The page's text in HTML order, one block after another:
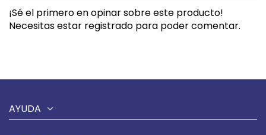
¡Sé el primero en opinar sobre este producto!
Necesitas estar registrado para poder comentar.
AYUDA